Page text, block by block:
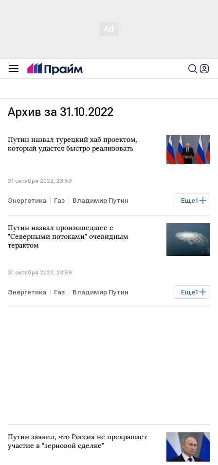
Архив за 31.10.2022
Путин назвал турецкий хаб проектом,
который удастся быстро реализовать
31 октября 2022, 23:59
Еще1
Энергетика Газ Владимир Путин
газовый хаб
Путин назвал произошедшее с
"Северными потоками" очевидным
терактом
31 октября 2022, 23:59
Еще1
Энергетика Газ Владимир Путин
ЧП на Северных потоках
Путин заявил, что Россия не прекращает
участие в "зерновой сделке"